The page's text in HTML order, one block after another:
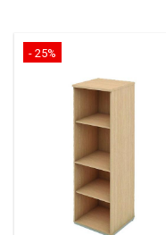
- 25%